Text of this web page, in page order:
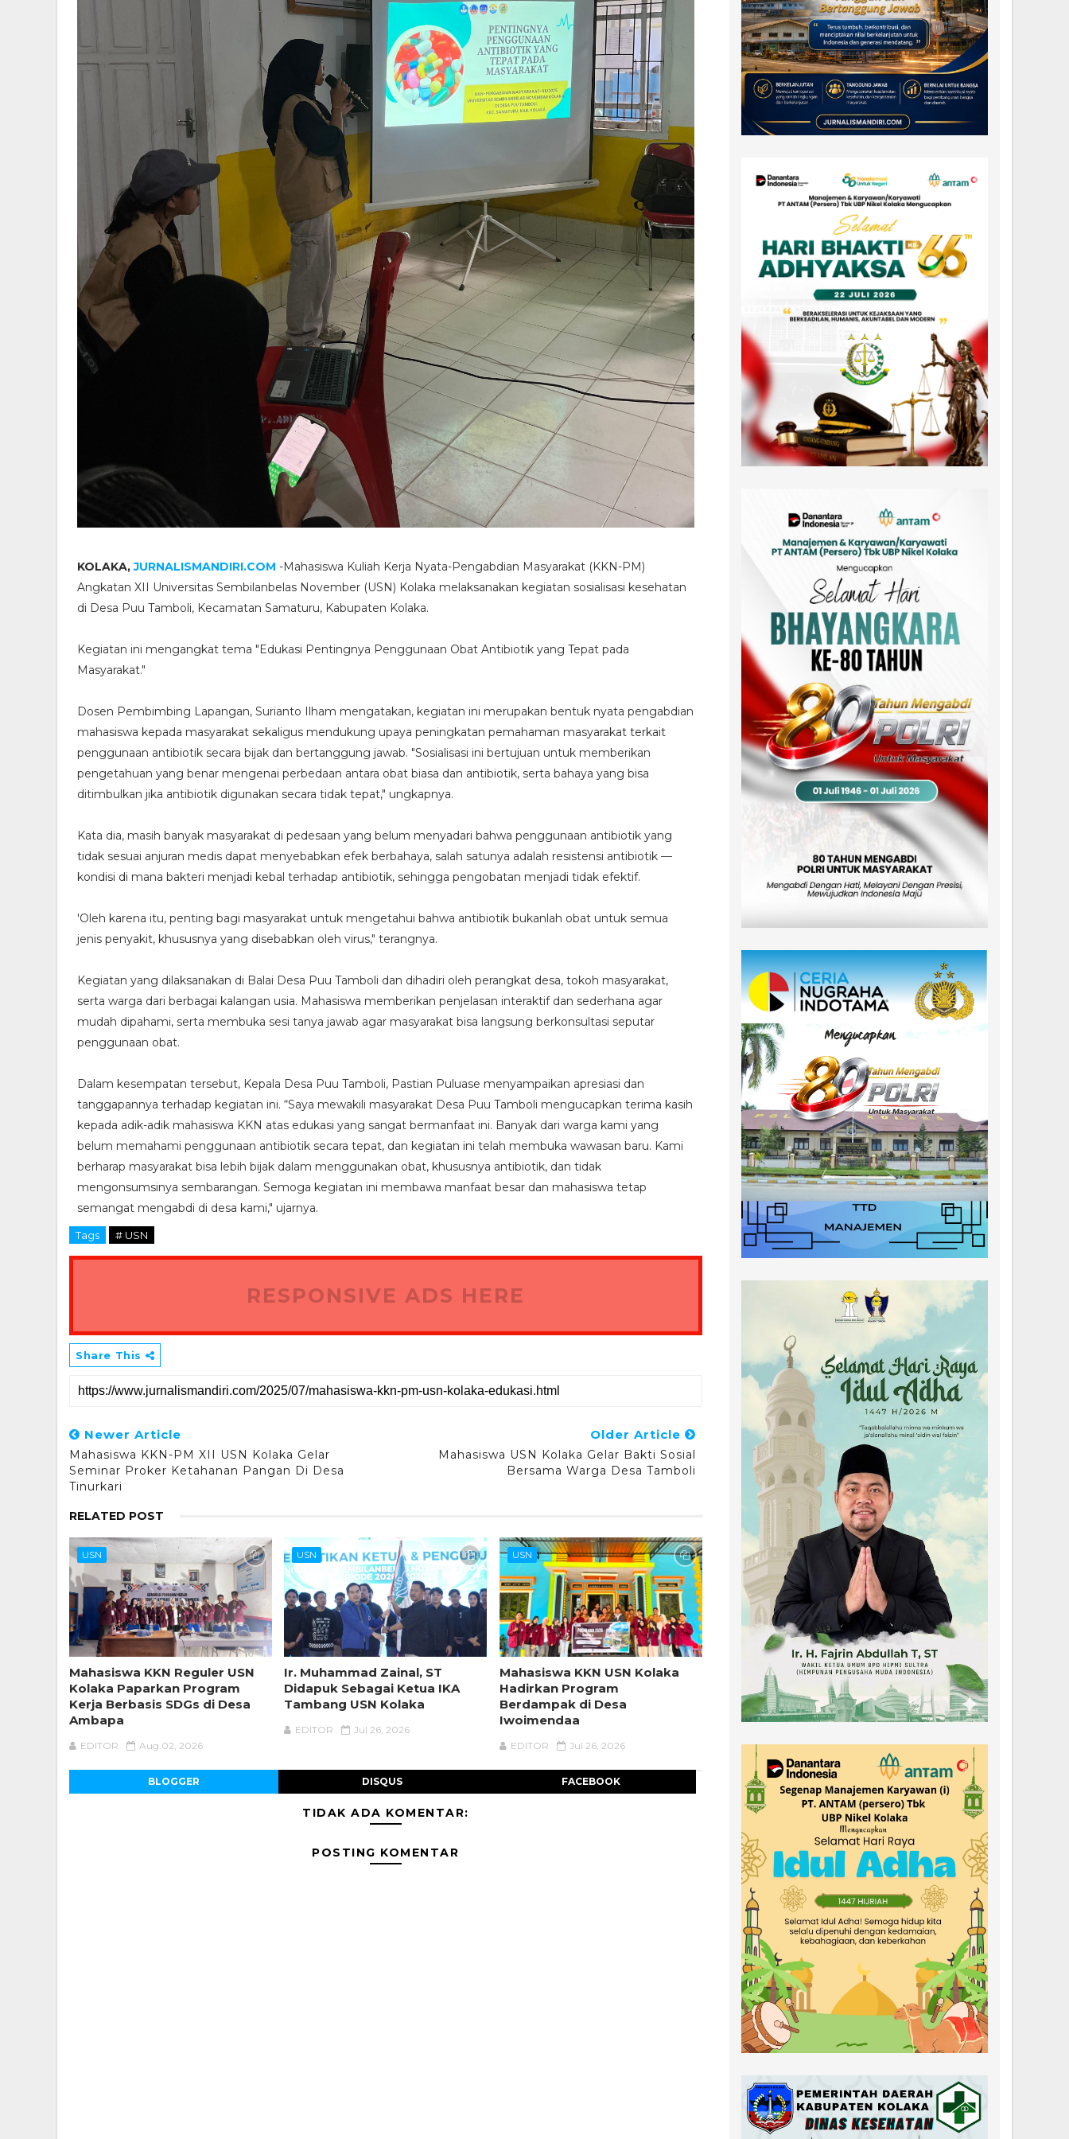
KOLAKA,JURNALISMANDIRI.COM -Mahasiswa Kuliah Kerja Nyata-Pengabdian Masyarakat (KKN-PM)
Angkatan XII Universitas Sembilanbelas November (USN) Kolaka melaksanakan kegiatan sosialisasi kesehatan
di Desa Puu Tamboli, Kecamatan Samaturu, Kabupaten Kolaka.
Kegiatan ini mengangkat tema "Edukasi Pentingnya Penggunaan Obat Antibiotik yang Tepat pada
Masyarakat."
Dosen Pembimbing Lapangan, Surianto Ilham mengatakan, kegiatan ini merupakan bentuk nyata pengabdian
mahasiswa kepada masyarakat sekaligus mendukung upaya peningkatan pemahaman masyarakat terkait
penggunaan antibiotik secara bijak dan bertanggung jawab. "Sosialisasi ini bertujuan untuk memberikan
pengetahuan yang benar mengenai perbedaan antara obat biasa dan antibiotik, serta bahaya yang bisa
ditimbulkan jika antibiotik digunakan secara tidak tepat," ungkapnya.
Kata dia, masih banyak masyarakat di pedesaan yang belum menyadari bahwa penggunaan antibiotik yang
tidak sesuai anjuran medis dapat menyebabkan efek berbahaya, salah satunya adalah resistensi antibiotik —
kondisi di mana bakteri menjadi kebal terhadap antibiotik, sehingga pengobatan menjadi tidak efektif.
'Oleh karena itu, penting bagi masyarakat untuk mengetahui bahwa antibiotik bukanlah obat untuk semua
jenis penyakit, khususnya yang disebabkan oleh virus," terangnya.
Kegiatan yang dilaksanakan di Balai Desa Puu Tamboli dan dihadiri oleh perangkat desa, tokoh masyarakat,
serta warga dari berbagai kalangan usia. Mahasiswa memberikan penjelasan interaktif dan sederhana agar
mudah dipahami, serta membuka sesi tanya jawab agar masyarakat bisa langsung berkonsultasi seputar
penggunaan obat.
Dalam kesempatan tersebut, Kepala Desa Puu Tamboli, Pastian Puluase menyampaikan apresiasi dan
tanggapannya terhadap kegiatan ini. “Saya mewakili masyarakat Desa Puu Tamboli mengucapkan terima kasih
kepada adik-adik mahasiswa KKN atas edukasi yang sangat bermanfaat ini. Banyak dari warga kami yang
belum memahami penggunaan antibiotik secara tepat, dan kegiatan ini telah membuka wawasan baru. Kami
berharap masyarakat bisa lebih bijak dalam menggunakan obat, khususnya antibiotik, dan tidak
mengonsumsinya sembarangan. Semoga kegiatan ini membawa manfaat besar dan mahasiswa tetap
semangat mengabdi di desa kami," ujarnya.
Tags # USN
RESPONSIVE ADS HERE
Share This
Newer Article
Mahasiswa KKN-PM XII USN Kolaka Gelar
Seminar Proker Ketahanan Pangan Di Desa
Tinurkari
Older Article
Mahasiswa USN Kolaka Gelar Bakti Sosial
Bersama Warga Desa Tamboli
RELATED POST
USN
Mahasiswa KKN Reguler USN
Kolaka Paparkan Program
Kerja Berbasis SDGs di Desa
Ambapa
EDITOR Aug 02, 2026
USN
Ir. Muhammad Zainal, ST
Didapuk Sebagai Ketua IKA
Tambang USN Kolaka
EDITOR Jul 26, 2026
USN
Mahasiswa KKN USN Kolaka
Hadirkan Program
Berdampak di Desa
Iwoimendaa
EDITOR Jul 26, 2026
BLOGGER DISQUS FACEBOOK
TIDAK ADA KOMENTAR:
POSTING KOMENTAR